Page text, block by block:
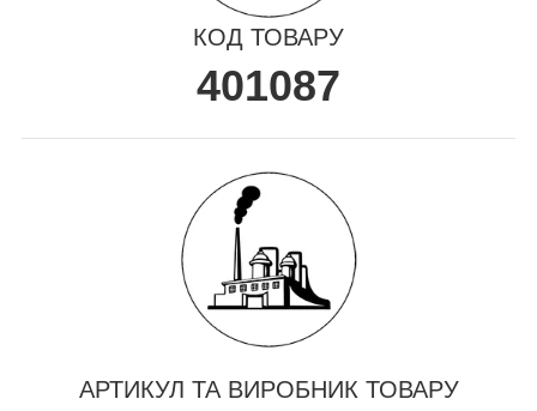
КОД ТОВАРУ
401087
АРТИКУЛ ТА ВИРОБНИК ТОВАРУ